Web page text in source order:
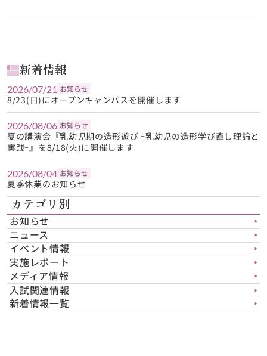
新着情報
2026/07/21 お知らせ
8/23(日)にオープンキャンパスを開催します
2026/08/06 お知らせ
夏の講演会『乳幼児期の造形遊び ｰ乳幼児の造形学び直し理論と
実践ｰ』を8/18(火)に開催します
2026/08/04 お知らせ
夏季休業のお知らせ
カテゴリ別
お知らせ ▶︎
ニュース ▶︎
イベント情報 ▶︎
実施レポート ▶︎
メディア情報 ▶︎
入試関連情報 ▶︎
新着情報一覧 ▶︎